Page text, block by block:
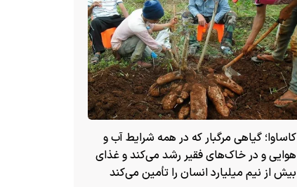
کاساوا؛ گیاهی مرگبار که در همه شرایط آب و
هوایی و در خاک‌های فقیر رشد می‌کند و غذای
بیش از نیم میلیارد انسان را تأمین می‌کند